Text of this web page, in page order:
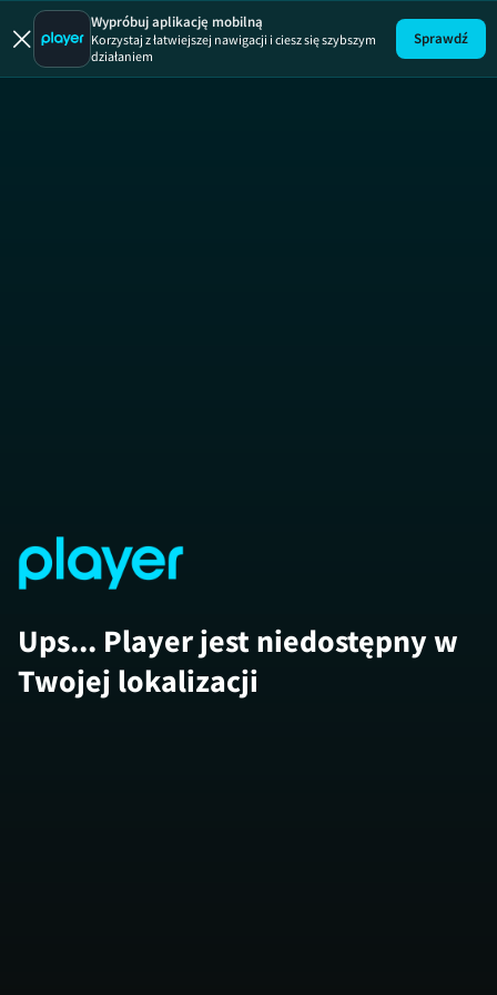
Uliczne
Uliczne
Wypróbuj aplikację mobilną
Korzystaj z łatwiejszej nawigacji i ciesz się szybszym
działaniem
Sprawdź
Ups... Player jest niedostępny w
Twojej lokalizacji